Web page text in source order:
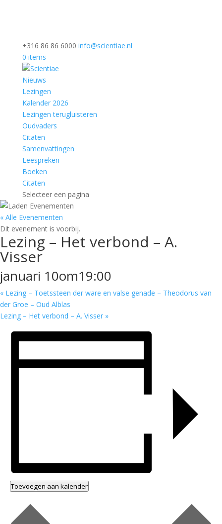
+316 86 86 6000 info@scientiae.nl
0 items
Nieuws
Lezingen
Kalender 2026
Lezingen terugluisteren
Oudvaders
Citaten
Samenvattingen
Leespreken
Boeken
Citaten
Selecteer een pagina
« Alle Evenementen
Dit evenement is voorbij.
Lezing – Het verbond – A.
Visser
januari 10om19:00
« Lezing – Toetssteen der ware en valse genade – Theodorus van
der Groe – Oud Alblas
Lezing – Het verbond – A. Visser »
Toevoegen aan kalender